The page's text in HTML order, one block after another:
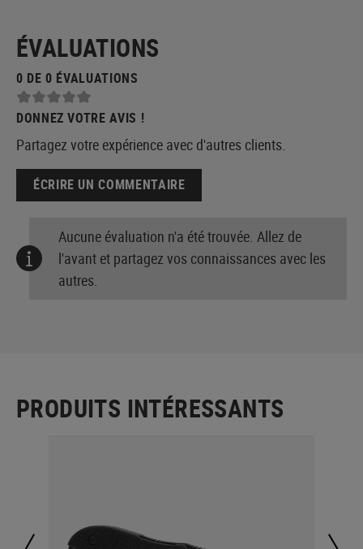
ÉVALUATIONS
0 DE 0 ÉVALUATIONS
DONNEZ VOTRE AVIS !
Partagez votre expérience avec d'autres clients.
ÉCRIRE UN COMMENTAIRE
Aucune évaluation n'a été trouvée. Allez de
l'avant et partagez vos connaissances avec les
autres.
PRODUITS INTÉRESSANTS